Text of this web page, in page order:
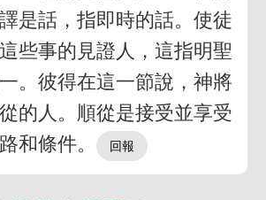
譯是話，指即時的話。使徒
些事的見證人，這指明聖
。彼得在這一節說，神將
的人。順從是接受並享受
和條件。